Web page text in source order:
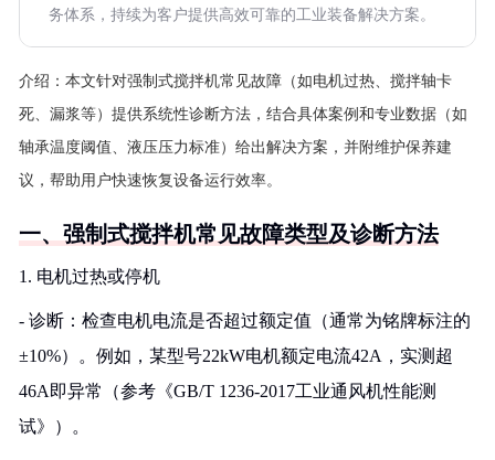
务体系，持续为客户提供高效可靠的工业装备解决方案。
介绍： 本文针对强制式搅拌机常见故障（如电机过热、搅拌轴卡
死、漏浆等）提供系统性诊断方法，结合具体案例和专业数据（如
轴承温度阈值、液压压力标准）给出解决方案，并附维护保养建
议，帮助用户快速恢复设备运行效率。
一、强制式搅拌机常见故障类型及诊断方法
1. 电机过热或停机
- 诊断：检查电机电流是否超过额定值（通常为铭牌标注的
±10%）。例如，某型号22kW电机额定电流42A，实测超
46A即异常（参考《GB/T 1236-2017工业通风机性能测
试》）。